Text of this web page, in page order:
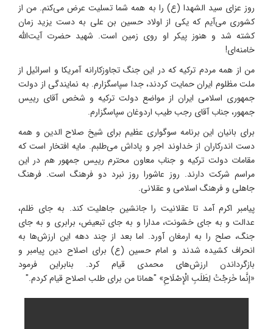
روز عزای سید الشهدا (ع) را به همه شما تسلیت عرض می‌کنم. من از
کشوری می‌آیم که یکی‌ از اولاد حسین بن علی به دست یزید زمان
کشته شد و هنوز پیکر او روی زمین است. شهید حضرت آیت‌الله
خامنه‌ای!
من از همه مردم ترکیه که در این جنگ تجاوزکارانه آمریکا و اسرائیل از
ملت مظلوم ایران حمایت کردند، جدا سپاسگزارم. به نمایندگی از دولت
جمهوری اسلامی ایران از مواضع دولت ترکیه و شخص آقای رییس
جمهور، جناب آقای رجب طیب اردوغان سپاسگزارم.
برای بانیان این برنامه سوگواری عظیم برای شیخ صلاح الدین و همه
دست اندرکاران از خداوند اجر و پاداش می‌طلبم. مایه افتخار است که
مقامات دولت ترکیه و جناب معاون محترم رییس جمهور هم در این
مراسم شرکت دارند. روز عاشورا روز نبرد دو فرهنگ است. فرهنگ
جاهلی و فرهنگ اسلامی و عقلانی.
پیامبر اکرم آمد تا عقلانیت را جانشین جاهلیت کند. به جای ظلم،
عدالت و به جای خشونت، مدارا و به جای تبعیض، برابری و به جای
جنگ، صلح را به ارمغان آورد. اما بعد از چند دهه این ارزش‌ها به
انحراف کشیده شدند و امام حسین (ع) برای اصلاح دین پیامبر و
بازگرداندن ارزش‌های محمدی قیام کرد. بنابراین فرمود
«إنَّما خَرَجْتُ لِطَلَبِ الْإِصْلَاحِ» "همانا من برای طلب اصلاح قیام کردم."